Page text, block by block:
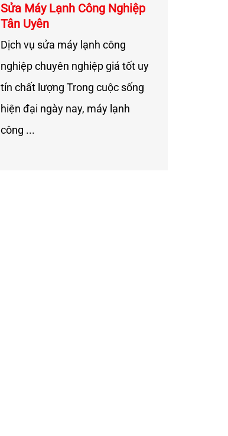
Sửa Máy Lạnh Công Nghiệp
Tân Uyên
Dịch vụ sửa máy lạnh công
nghiệp chuyên nghiệp giá tốt uy
tín chất lượng Trong cuộc sống
hiện đại ngày nay, máy lạnh
công ...